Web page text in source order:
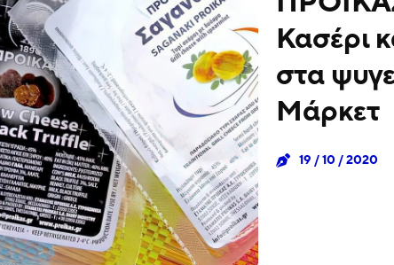
Κασέρι
στα
Μάρκετ
19 / 10 / 2020